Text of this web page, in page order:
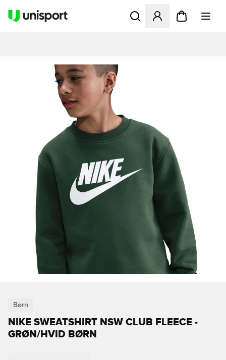
Åbner en Modal til at
Børn
NIKE SWEATSHIRT NSW CLUB FLEECE -
GRØN/HVID BØRN